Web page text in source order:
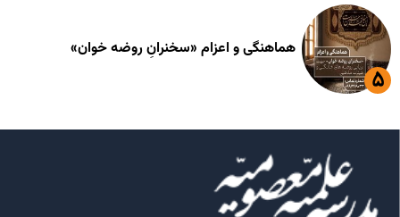
هماهنگی و اعزام «سخنرانِ روضه خوان»